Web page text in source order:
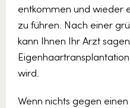
entkommen und wieder
zu führen. Nach einer
kann Ihnen Ihr Arzt
wird.
Wenn nichts gegen